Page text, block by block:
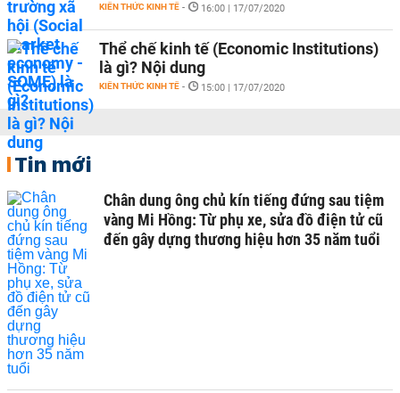
KIẾN THỨC KINH TẾ - 16:00 | 17/07/2020
Thể chế kinh tế (Economic Institutions)
là gì? Nội dung
KIẾN THỨC KINH TẾ - 15:00 | 17/07/2020
Tin mới
Chân dung ông chủ kín tiếng đứng sau tiệm
vàng Mi Hồng: Từ phụ xe, sửa đồ điện tử cũ
đến gây dựng thương hiệu hơn 35 năm tuổi